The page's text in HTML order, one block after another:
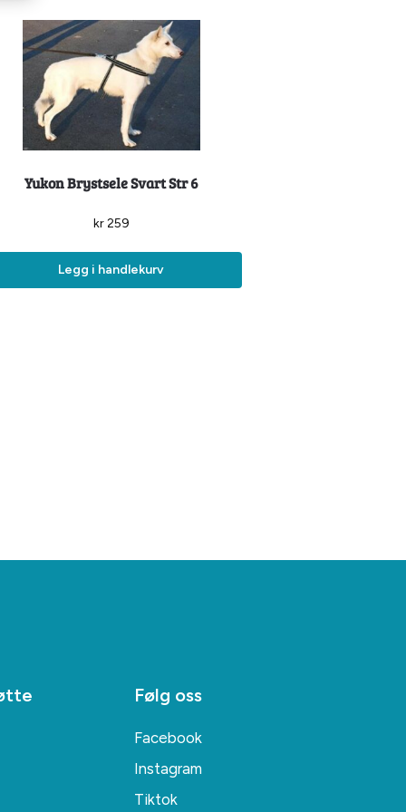
Yukon Brystsele Svart Str 6
kr259
Legg i handlekurv
Følg oss
Facebook
Instagram
Tiktok